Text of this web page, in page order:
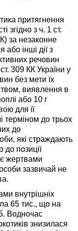
притягнення
згідно з ч. 1 ст.
за незаконне
інші дії з
речовин
309 КК України у
без мети їх
виявлення в
або 10 г
для її
терміном до трьох
до
які страждають
до позиції
жертвами
зазвичай не
внутрішніх
65 тис., що на
Водночас
знизилася